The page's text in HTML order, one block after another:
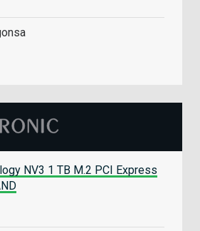
NV3 1 TB M.2 PCI Express